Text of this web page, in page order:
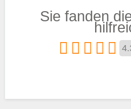
Trägertyp*
Blasinstrumente
Sie fanden